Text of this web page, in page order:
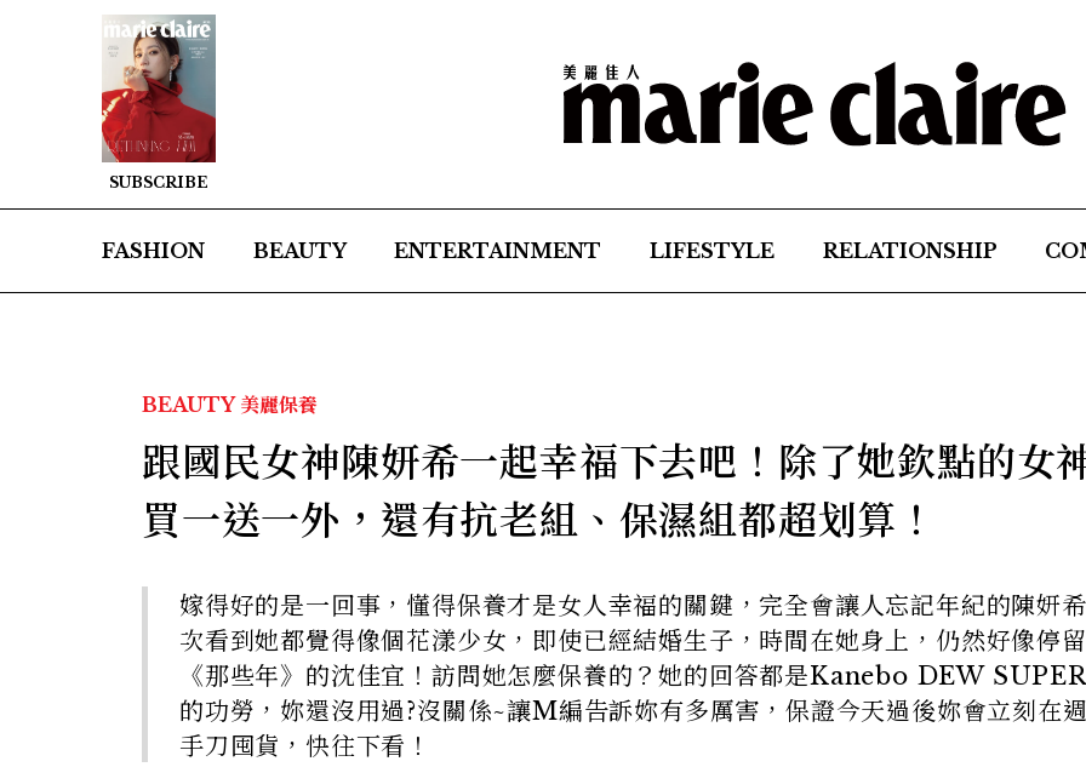
SUBSCRIBE
FASHION BEAUTY ENTERTAINMENT LIFESTYLE RELATIONSHIP
BEAUTY 美麗保養
跟國民女神陳妍希一起幸福下去吧！除了她欽點的女
買一送一外，還有抗老組、保濕組都超划算！
嫁得好的是一回事，懂得保養才是女人幸福的關鍵，完全會讓人忘記年紀的陳妍
次看到她都覺得像個花漾少女，即使已經結婚生子，時間在她身上，仍然好像停
《那些年》的沈佳宜！訪問她怎麼保養的？她的回答都是Kanebo DEW
的功勞，妳還沒用過?沒關係~讓M編告訴妳有多厲害，保證今天過後妳會立刻在
手刀囤貨，快往下看！